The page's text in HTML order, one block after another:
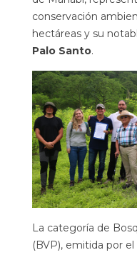
conservación
hectáreas y su
Palo Santo.
La categoría de
(BVP), emitida por